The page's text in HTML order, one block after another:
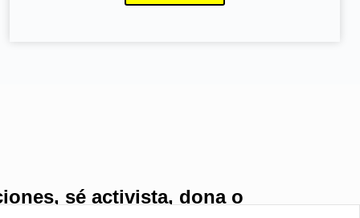
sé activista, dona o